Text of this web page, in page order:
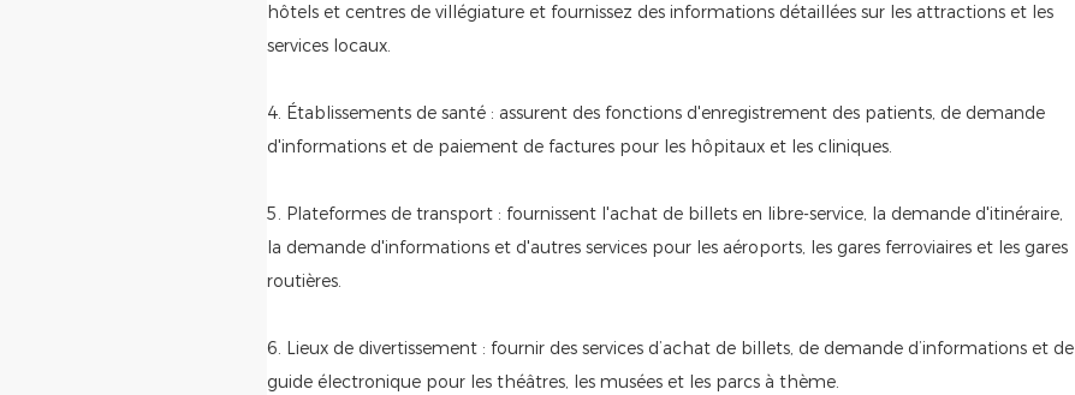
hôtels et centres de villégiature et fournissez des informations détaillées sur les attractions et les
services locaux.
4. Établissements de santé : assurent des fonctions d'enregistrement des patients, de demande
d'informations et de paiement de factures pour les hôpitaux et les cliniques.
5. Plateformes de transport : fournissent l'achat de billets en libre-service, la demande d'itinéraire,
la demande d'informations et d'autres services pour les aéroports, les gares ferroviaires et les gares
routières.
6. Lieux de divertissement : fournir des services d’achat de billets, de demande d’informations et de
guide électronique pour les théâtres, les musées et les parcs à thème.